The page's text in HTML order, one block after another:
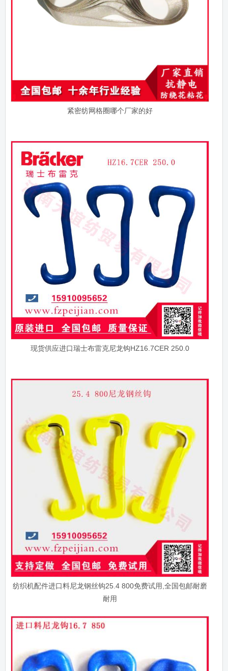
紧密纺网格圈哪个厂家的好
现货供应进口瑞士布雷克尼龙钩HZ16.7CER 250.0
纺织机配件进口料尼龙钢丝钩25.4 800免费试用,全国包邮耐磨
耐用